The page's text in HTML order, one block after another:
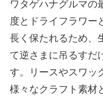
ワタゲハナグルマの
度とドライフラワー
長く保たれるため、
て逆さまに吊るすだ
す。リースやスワッ
様々なクラフト素材